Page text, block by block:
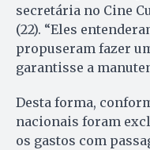
secretária no Cine
(22). “Eles
propuseram fazer
garantisse a
Desta forma,
nacionais foram
os gastos com